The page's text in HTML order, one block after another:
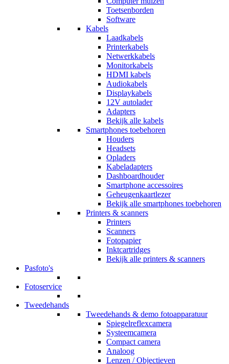
Toetsenborden
Software
Kabels
Laadkabels
Printerkabels
Netwerkkabels
Monitorkabels
HDMI kabels
Audiokabels
Displaykabels
12V autolader
Adapters
Bekijk alle kabels
Smartphones toebehoren
Houders
Headsets
Opladers
Kabeladapters
Dashboardhouder
Smartphone accessoires
Geheugenkaartlezer
Bekijk alle smartphones toebehoren
Printers & scanners
Printers
Scanners
Fotopapier
Inktcartridges
Bekijk alle printers & scanners
Pasfoto's
Fotoservice
Tweedehands
Tweedehands & demo fotoapparatuur
Spiegelreflexcamera
Systeemcamera
Compact camera
Analoog
Lenzen / Objectieven